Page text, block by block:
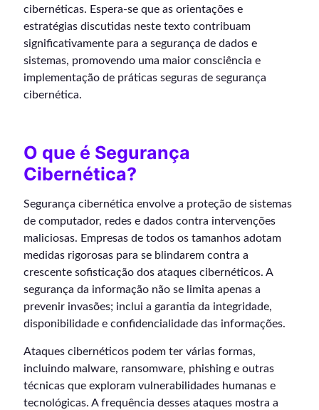
cibernéticas. Espera-se que as orientações e
estratégias discutidas neste texto contribuam
significativamente para a segurança de dados e
sistemas, promovendo uma maior consciência e
implementação de práticas seguras de segurança
cibernética.
O que é Segurança
Cibernética?
Segurança cibernética envolve a proteção de sistemas
de computador, redes e dados contra intervenções
maliciosas. Empresas de todos os tamanhos adotam
medidas rigorosas para se blindarem contra a
crescente sofisticação dos ataques cibernéticos. A
segurança da informação não se limita apenas a
prevenir invasões; inclui a garantia da integridade,
disponibilidade e confidencialidade das informações.
Ataques cibernéticos podem ter várias formas,
incluindo malware, ransomware, phishing e outras
técnicas que exploram vulnerabilidades humanas e
tecnológicas. A frequência desses ataques mostra a